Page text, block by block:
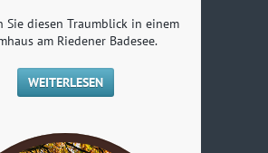
Sie diesen Traumblick in einem
am Riedener Badesee.
WEITERLESEN